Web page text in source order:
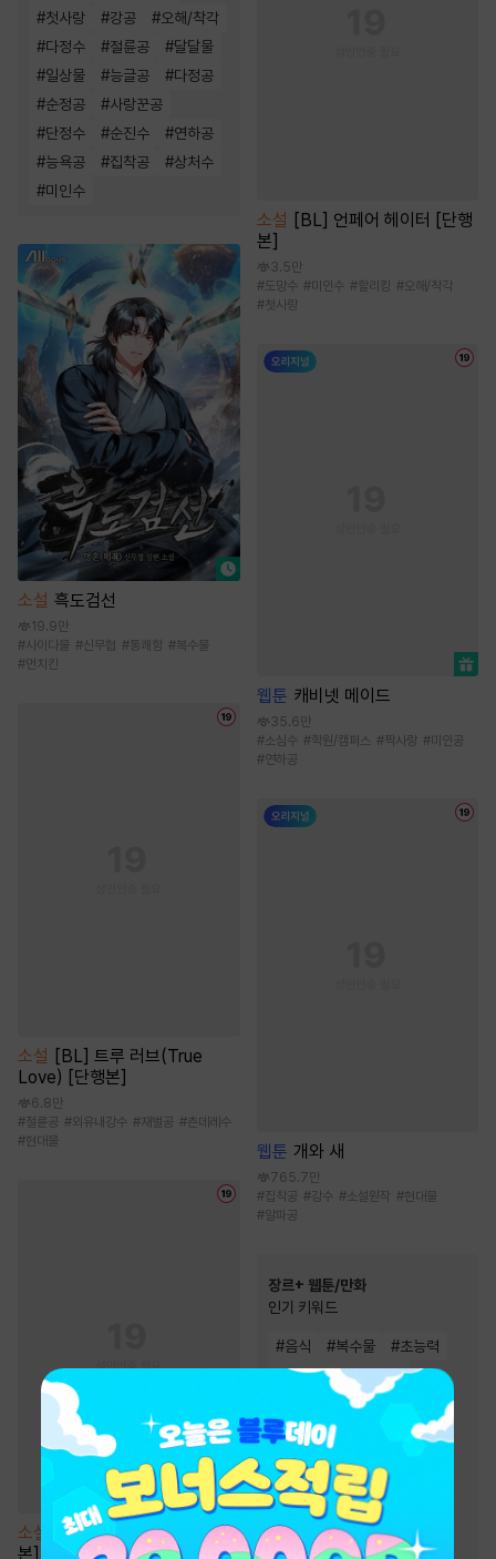
#첫사랑 #강공 #오해/착각
#다정수 #절륜공 #달달물
#일상물 #능글공 #다정공
#순정공 #사랑꾼공
#단정수 #순진수 #연하공
#능욕공 #집착공 #상처수
#미인수
소설 흑도검선
19.9만
#사이다물 #신무협 #통쾌함 #복수물
#먼치킨
소설 [BL] 트루 러브(True
Love) [단행본]
6.8만
#절륜공 #외유내강수 # 재벌공 #츤데레수
#현대물
소설
[BL] 알파 프라이드 [단행
본]
소설 [BL] 언페어 헤이터 [단행
본]
3.5만
#도망수 #미인수 #할리킹 #오해/착각
#첫사랑
웹툰 캐비넷 메이드
35.6만
#소심수 #학원/캠퍼스 #짝사랑 #미인공
#연하공
웹툰 개와 새
765.7만
#집착공 #강수 #소설원작 #현대물
#알파공
장르+ 웹툰/만화
인기 키워드
#음식 #복수물 #초능력
힐링물 #오피스물
#우정
#인외존재
소설원작
#친구 # 복수
#이세계물 #동물
역사/시대물 #영상화
# 연애/결혼 #환생물